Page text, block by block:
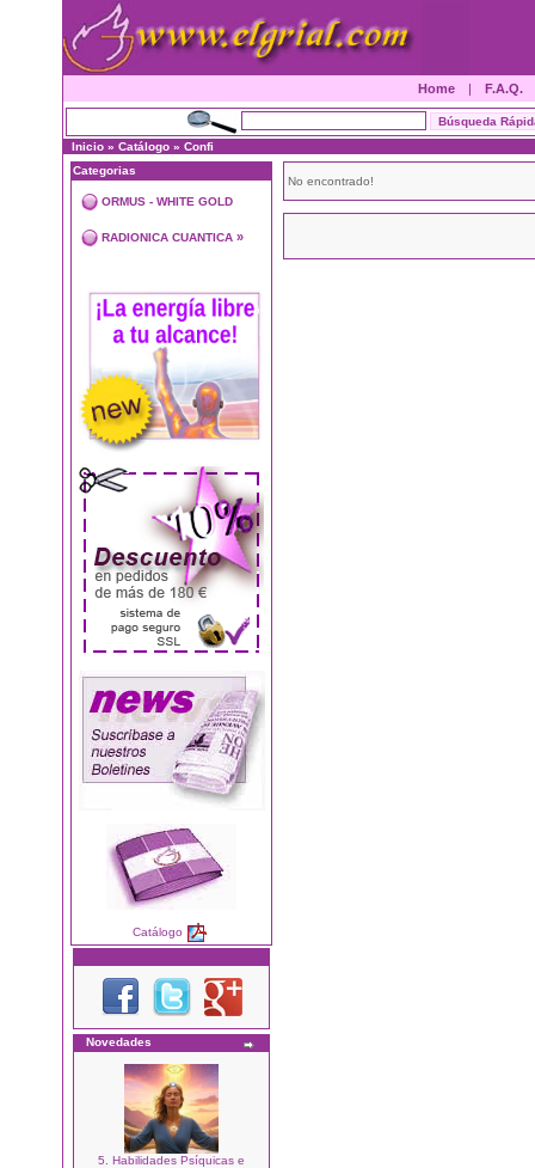
Home | F.A.Q.
Inicio » Catálogo » Confi
Categorias
ORMUS - WHITE GOLD
RADIONICA CUANTICA »
Catálogo
Novedades
5. Habilidades Psíquicas e
No encontrado!